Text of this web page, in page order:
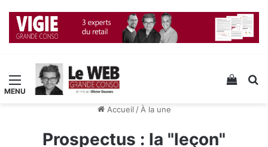
Menu Voir
Accueil / À la une
Prospectus : la "leçon"